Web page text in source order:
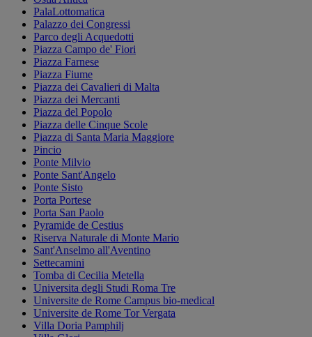
PalaLottomatica
Palazzo dei Congressi
Parco degli Acquedotti
Piazza Campo de' Fiori
Piazza Farnese
Piazza Fiume
Piazza dei Cavalieri di Malta
Piazza dei Mercanti
Piazza del Popolo
Piazza delle Cinque Scole
Piazza di Santa Maria Maggiore
Pincio
Ponte Milvio
Ponte Sant'Angelo
Ponte Sisto
Porta Portese
Porta San Paolo
Pyramide de Cestius
Riserva Naturale di Monte Mario
Sant'Anselmo all'Aventino
Settecamini
Tomba di Cecilia Metella
Universita degli Studi Roma Tre
Universite de Rome Campus bio-medical
Universite de Rome Tor Vergata
Villa Doria Pamphilj